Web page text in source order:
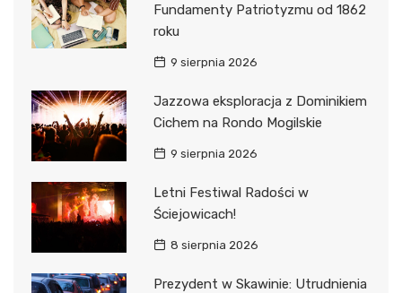
Fundamenty Patriotyzmu od 1862
roku
9 sierpnia 2026
Jazzowa eksploracja z Dominikiem
Cichem na Rondo Mogilskie
9 sierpnia 2026
Letni Festiwal Radości w
Ściejowicach!
8 sierpnia 2026
Prezydent w Skawinie: Utrudnienia